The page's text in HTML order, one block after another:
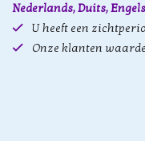
Nederlands, Duits,
U heeft een
Onze klanten